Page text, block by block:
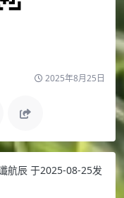
2025年8月25日
航辰 于2025-08-25发